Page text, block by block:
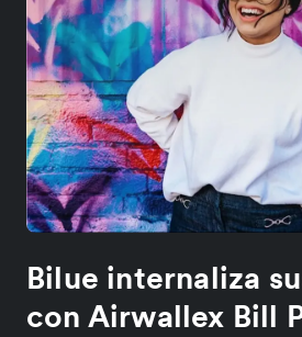
Bilue internaliza
con Airwallex Bill